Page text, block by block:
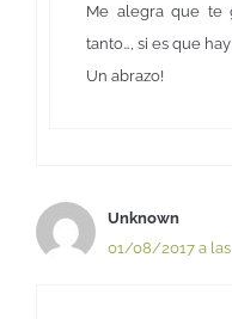
Me alegra que te
tanto…, si es que
Un abrazo!
Unknown
01/08/2017 a las